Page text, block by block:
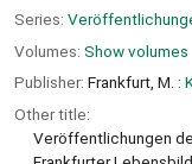
Series:
Volumes: Show volumes
Publisher: Frankfurt, M. :
Other title:
Veröffentlichungen